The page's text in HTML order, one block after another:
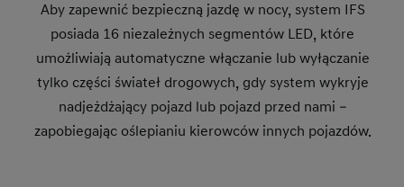
Aby zapewnić bezpieczną jazdę w nocy, system IFS
posiada 16 niezależnych segmentów LED, które
umożliwiają automatyczne włączanie lub wyłączanie
tylko części świateł drogowych, gdy system wykryje
nadjeżdżający pojazd lub pojazd przed nami –
zapobiegając oślepianiu kierowców innych pojazdów.